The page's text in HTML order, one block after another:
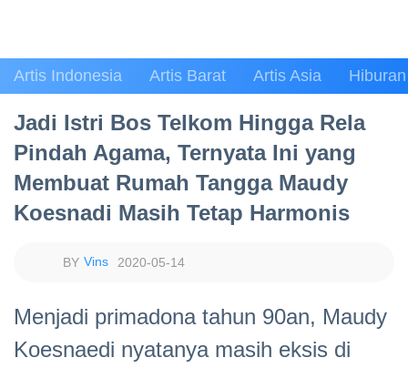
Artis Indonesia Artis Barat Artis Asia Hiburan
Jadi Istri Bos Telkom Hingga Rela
Pindah Agama, Ternyata Ini yang
Membuat Rumah Tangga Maudy
Koesnadi Masih Tetap Harmonis
Vins 2020-05-14
Menjadi primadona tahun 90an, Maudy
Koesnaedi nyatanya masih eksis di